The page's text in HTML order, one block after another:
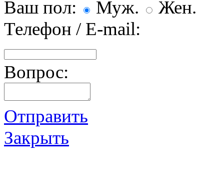
Ваш пол: Муж.
Жен.
Телефон / E-mail:
Вопрос:
Отправить
Закрыть